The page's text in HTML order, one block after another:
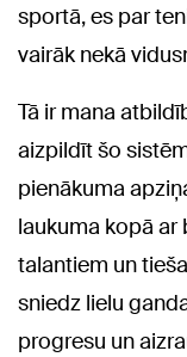
sportā, es par
vairāk nekā
Tā ir mana
aizpildīt šo
pienākuma
laukuma kopā ar
talantiem un
sniedz lielu
progresu un